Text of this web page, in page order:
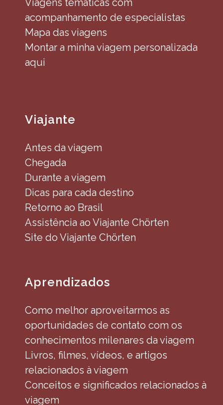
Viagens temáticas com
acompanhamento de especialistas
Mapa das viagens
Montar a minha viagem personalizada
aqui
Viajante
Antes da viagem
Chegada
Durante a viagem
Dicas para cada destino
Retorno ao Brasil
Assistência ao Viajante Chörten
Site do Viajante Chörten
Aprendizados
Como melhor aproveitarmos as
oportunidades de contato com os
conhecimentos milenares da viagem
Livros, filmes, vídeos, e artigos
relacionados à viagem
Conceitos e significados relacionados à
viagem